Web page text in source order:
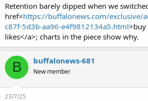
Retention barely dipped when we
href=https://buffalonews.com/exclusive/
c87f-5d3b-aa96-e4f9812134a5.html>buy
likes</a>; charts in the piece show why.
B buffalonews-681
New member
23/7/25